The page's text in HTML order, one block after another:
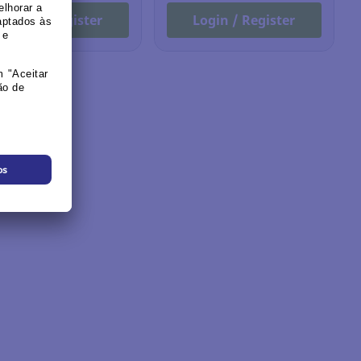
Login / Register Login / Register